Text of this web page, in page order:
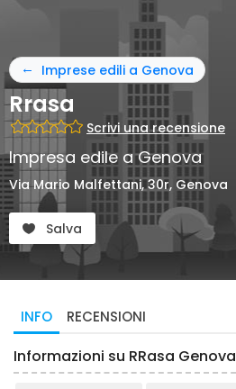
Imprese edili a Genova
Rrasa
Scrivi una recensione
Impresa edile a Genova
Via Mario Malfettani, 30r, Genova
Salva
INFO RECENSIONI
Informazioni su RRasa Genova